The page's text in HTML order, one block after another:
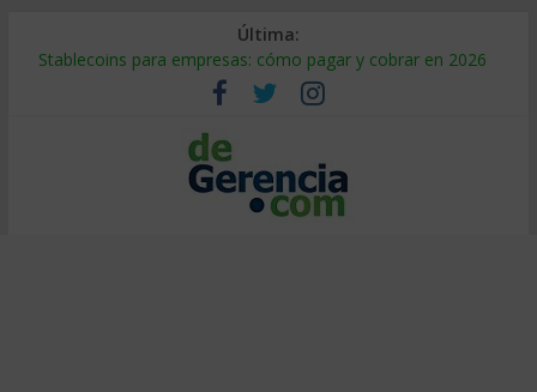
Última:
Stablecoins para empresas: cómo pagar y cobrar en 2026
Despido silencioso: qué es y por qué sale tan caro
IA en selección de personal: cómo auditarla a tiempo
Trabajo forzoso en la cadena de suministro: qué hacer
Mercado hispano de EE. UU.: cómo segmentarlo y venderle